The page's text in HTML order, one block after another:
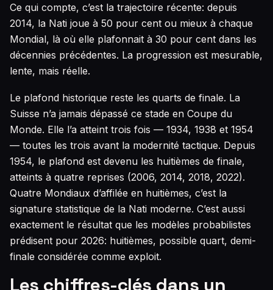
Ce qui compte, c’est la trajectoire récente: depuis
2014, la Nati joue à 50 pour cent ou mieux à chaque
Mondial, là où elle plafonnait à 30 pour cent dans les
décennies précédentes. La progression est mesurable,
lente, mais réelle.
Le plafond historique reste les quarts de finale. La
Suisse n’a jamais dépassé ce stade en Coupe du
Monde. Elle l’a atteint trois fois — 1934, 1938 et 1954
— toutes les trois avant la modernité tactique. Depuis
1954, le plafond est devenu les huitièmes de finale,
atteints à quatre reprises (2006, 2014, 2018, 2022).
Quatre Mondiaux d’affilée en huitièmes, c’est la
signature statistique de la Nati moderne. C’est aussi
exactement le résultat que les modèles probabilistes
prédisent pour 2026: huitièmes, possible quart, demi-
finale considérée comme exploit.
Les chiffres-clés dans un